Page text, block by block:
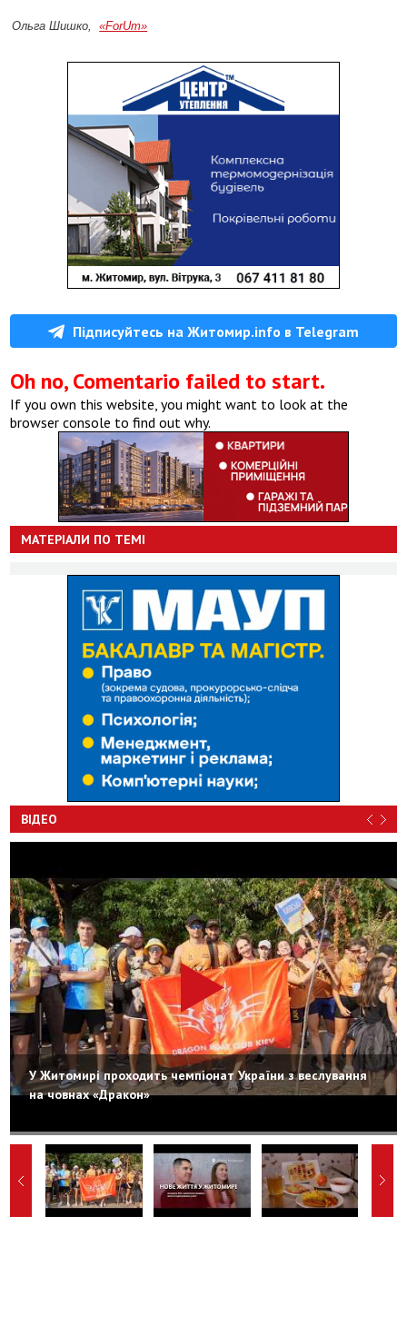
Ольга Шишко, «ForUm»
Підписуйтесь на Житомир.info в Telegram
Oh no, Comentario failed to start.
If you own this website, you might want to look at the
browser console to find out why.
МАТЕРІАЛИ ПО ТЕМІ
ВІДЕО
У Житомирі проходить чемпіонат України з веслування
на човнах «Дракон»